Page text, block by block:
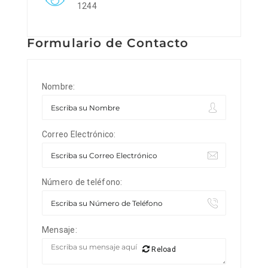
1244
Formulario de Contacto
Nombre:
Correo Electrónico:
Número de teléfono:
Mensaje:
Reload